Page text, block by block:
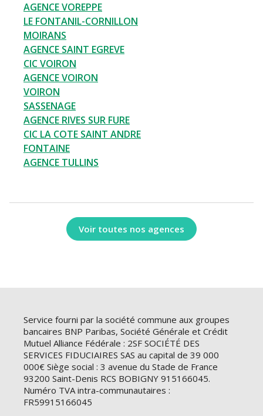
AGENCE VOREPPE
LE FONTANIL-CORNILLON
MOIRANS
AGENCE SAINT EGREVE
CIC VOIRON
AGENCE VOIRON
VOIRON
SASSENAGE
AGENCE RIVES SUR FURE
CIC LA COTE SAINT ANDRE
FONTAINE
AGENCE TULLINS
Voir toutes nos agences
Service fourni par la société commune aux groupes
bancaires BNP Paribas, Société Générale et Crédit
Mutuel Alliance Fédérale : 2SF SOCIÉTÉ DES
SERVICES FIDUCIAIRES SAS au capital de 39 000
000€ Siège social : 3 avenue du Stade de France
93200 Saint-Denis RCS BOBIGNY 915166045.
Numéro TVA intra-communautaires :
FR59915166045